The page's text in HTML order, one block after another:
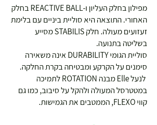
מפילון בחלק העליון ו-REACTIVE BALL בחלק
האחורי. התוצאה היא סוליית ביניים עם בלימת
זעזועים מעולה. חלק STABILIS מסייע
בשליטה בתנועה.
סוליית הגומי DURABILITY אינה משאירה
סימנים על הקרקע ומבטיחה בקרת החלקה.
לנעל Elle מבנה ROTATION לתמיכה
במטטרסל המעולה ולהקל על סיבוב, כמו גם
קווי FLEXO, הממטבים את הגמישות.